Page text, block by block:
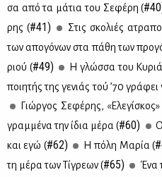
σα από τα μά­τια του Σε­φέ­ρη (
ρης (#41) Στις σκο­λιές
των απο­γό­νων στα πά­θη των
ριού (#49) Η γλώσ­σα του
ποι­η­τής της γε­νιάς τού ’70 γρά­φει
Γιώρ­γος Σε­φέ­ρης,
γραμ­μέ­να την ίδια μέ­ρα (#60)
και εγώ (#62) Η πό­λη Μα­ρία (
τη μέ­ρα των Τί­γρε­ων (#65) Ένα